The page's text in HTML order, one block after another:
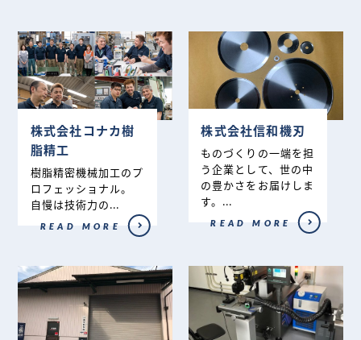
株式会社コナカ樹
脂精工
樹脂精密機械加工のプ
ロフェッショナル。
自慢は技術力の...
READ MORE
株式会社信和機刃
ものづくりの一端を担
う企業として、世の中
の豊かさをお届けしま
す。...
READ MORE